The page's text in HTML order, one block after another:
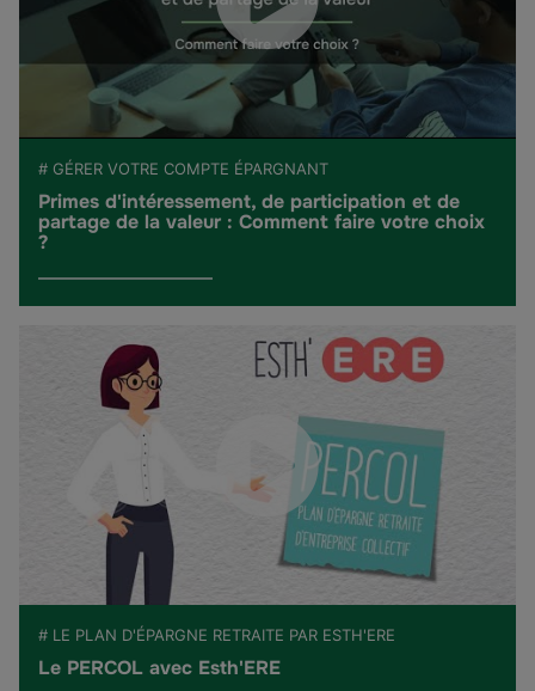
# GÉRER VOTRE COMPTE ÉPARGNANT
Primes d'intéressement, de participation et de
partage de la valeur : Comment faire votre choix
?
# LE PLAN D'ÉPARGNE RETRAITE PAR ESTH'ERE
Le PERCOL avec Esth'ERE